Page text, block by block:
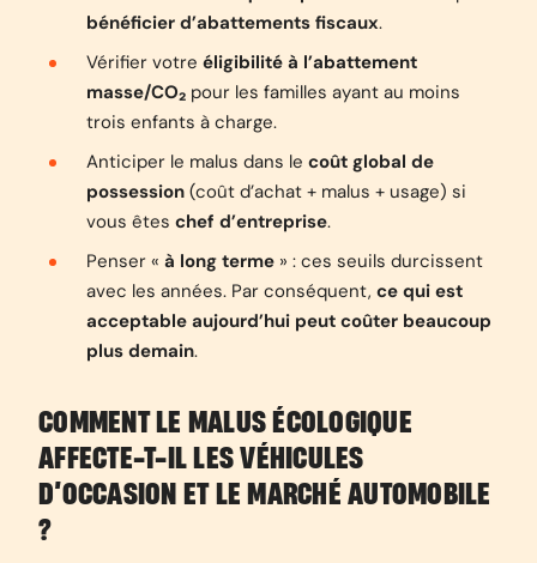
bénéficier d’abattements fiscaux.
Vérifier votre éligibilité à l’abattement
masse/CO₂ pour les familles ayant au moins
trois enfants à charge.
Anticiper le malus dans le coût global de
possession (coût d’achat + malus + usage) si
vous êtes chef d’entreprise.
Penser « à long terme » : ces seuils durcissent
avec les années. Par conséquent, ce qui est
acceptable aujourd’hui peut coûter beaucoup
plus demain.
COMMENT LE MALUS ÉCOLOGIQUE
AFFECTE-T-IL LES VÉHICULES
D’OCCASION ET LE MARCHÉ AUTOMOBILE
?